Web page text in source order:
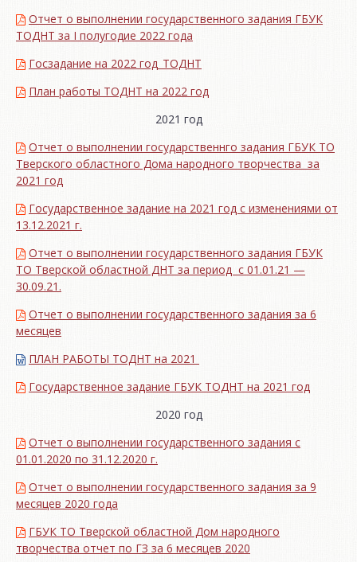
Отчет о выполнении государственного задания ГБУК
ТОДНТ за I полугодие 2022 года
Госзадание на 2022 год_ТОДНТ
План работы ТОДНТ на 2022 год
2021 год
Отчет о выполнении государственнго задания ГБУК ТО
Тверского областного Дома народного творчества за
2021 год
Государственное задание на 2021 год с изменениями от
13.12.2021 г.
Отчет о выполнении государственного задания ГБУК
ТО Тверской областной ДНТ за период с 01.01.21 —
30.09.21.
Отчет о выполнении государственного задания за 6
месяцев
ПЛАН РАБОТЫ ТОДНТ на 2021
Государственное задание ГБУК ТОДНТ на 2021 год
2020 год
Отчет о выполнении государственного задания с
01.01.2020 по 31.12.2020 г.
Отчет о выполнении государственного задания за 9
месяцев 2020 года
ГБУК ТО Тверской областной Дом народного
творчества отчет по ГЗ за 6 месяцев 2020